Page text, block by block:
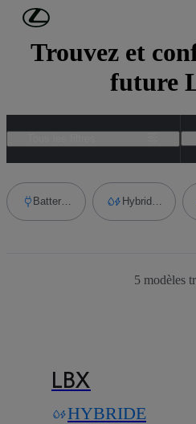
Passer au contenu principal
Trouvez et
future
Battery Electric VehicleHybrid Electric
5 modèles
LBX
HYBRIDE